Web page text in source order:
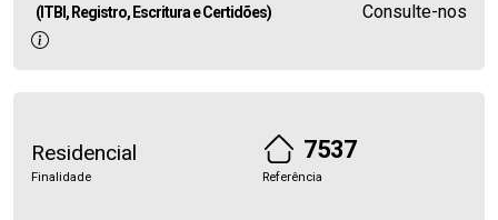
(ITBI, Registro, Escritura e Certidões) Consulte-nos
Residencial
Finalidade
7537
Referência